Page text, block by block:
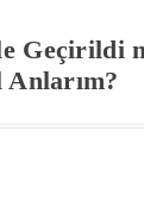
Geçirildi
Anlarım?